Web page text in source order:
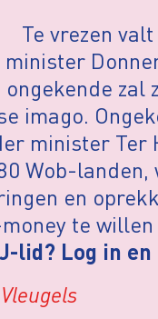
Te vrezen
minister
imago.
minister
Wob-
en
te
lid? Log in